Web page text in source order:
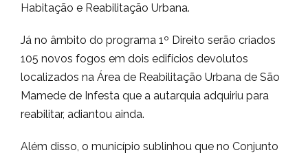
Habitação e Reabilitação Urbana.
Já no âmbito do programa 1º Direito serão criados
105 novos fogos em dois edifícios devolutos
localizados na Área de Reabilitação Urbana de São
Mamede de Infesta que a autarquia adquiriu para
reabilitar, adiantou ainda.
Além disso, o município sublinhou que no Conjunto